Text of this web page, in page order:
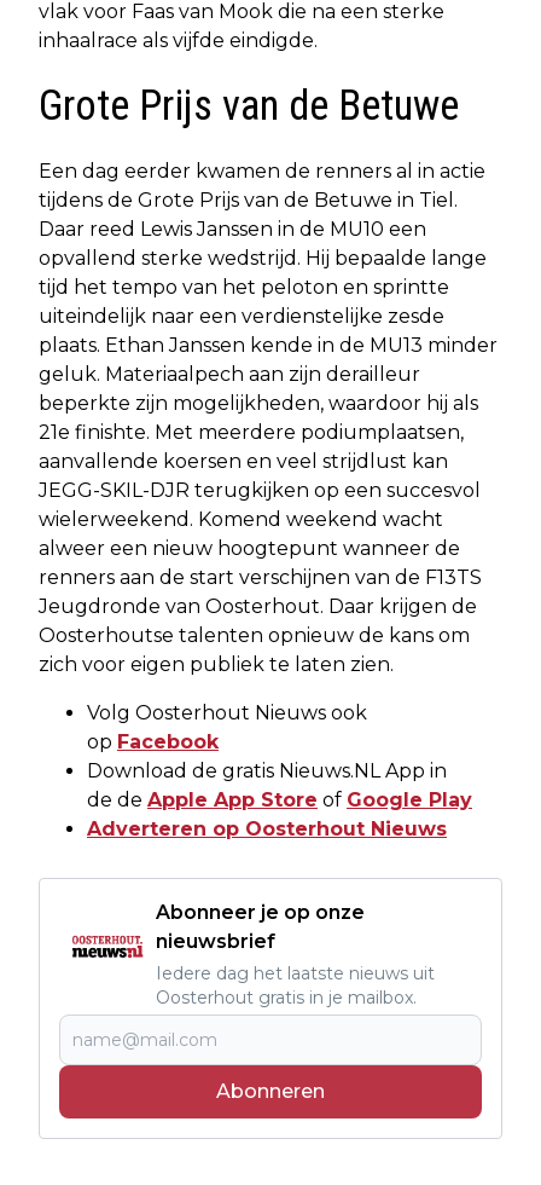
vlak voor Faas van Mook die na een sterke
inhaalrace als vijfde eindigde.
Grote Prijs van de Betuwe
Een dag eerder kwamen de renners al in actie
tijdens de Grote Prijs van de Betuwe in Tiel.
Daar reed Lewis Janssen in de MU10 een
opvallend sterke wedstrijd. Hij bepaalde lange
tijd het tempo van het peloton en sprintte
uiteindelijk naar een verdienstelijke zesde
plaats. Ethan Janssen kende in de MU13 minder
geluk. Materiaalpech aan zijn derailleur
beperkte zijn mogelijkheden, waardoor hij als
21e finishte. Met meerdere podiumplaatsen,
aanvallende koersen en veel strijdlust kan
JEGG-SKIL-DJR terugkijken op een succesvol
wielerweekend. Komend weekend wacht
alweer een nieuw hoogtepunt wanneer de
renners aan de start verschijnen van de F13TS
Jeugdronde van Oosterhout. Daar krijgen de
Oosterhoutse talenten opnieuw de kans om
zich voor eigen publiek te laten zien.
Volg Oosterhout Nieuws ook
op Facebook
Download de gratis Nieuws.NL App in
de de Apple App Store of Google Play
Adverteren op Oosterhout Nieuws
Abonneer je op onze
nieuwsbrief
Iedere dag het laatste nieuws uit
Oosterhout gratis in je mailbox.
Abonneren